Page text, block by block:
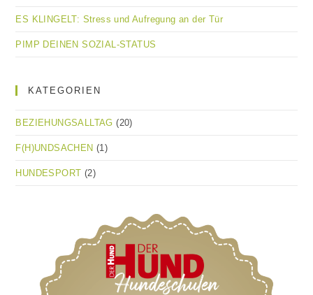
ES KLINGELT: Stress und Aufregung an der Tür
PIMP DEINEN SOZIAL-STATUS
KATEGORIEN
BEZIEHUNGSALLTAG (20)
F(H)UNDSACHEN (1)
HUNDESPORT (2)